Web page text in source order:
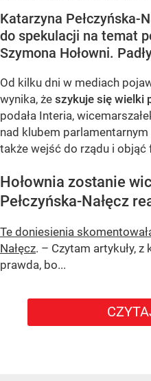
Katarzyna Pełczyńska-
do spekulacji na temat
Szymona Hołowni.
Od kilku dni w mediach
wynika, że szykuje się wielki
podała Interia,
nad klubem
także wejść do rządu i objąć
Hołownia zostanie
Pełczyńska-Nałęcz
Te doniesienia
Nałęcz. – Czytam artykuły,
prawda, bo...